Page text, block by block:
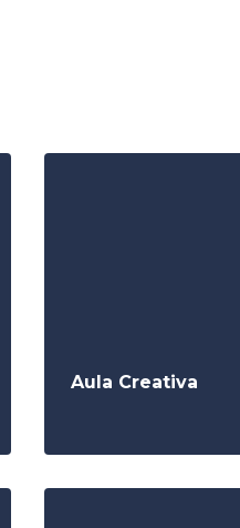
Aula Creativa